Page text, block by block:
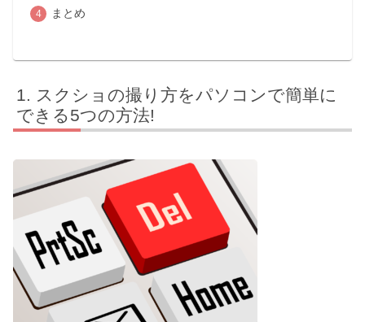
まとめ
スクショの撮り方をパソコンで簡単に
できる5つの方法!